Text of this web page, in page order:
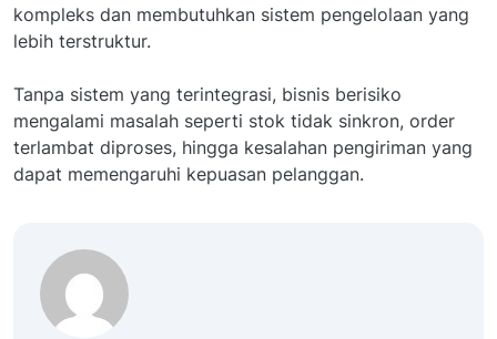
kompleks dan membutuhkan sistem pengelolaan yang
lebih terstruktur.
Tanpa sistem yang terintegrasi, bisnis berisiko
mengalami masalah seperti stok tidak sinkron, order
terlambat diproses, hingga kesalahan pengiriman yang
dapat memengaruhi kepuasan pelanggan.